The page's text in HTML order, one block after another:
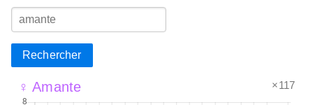
Rechercher
♀ Amante ×117